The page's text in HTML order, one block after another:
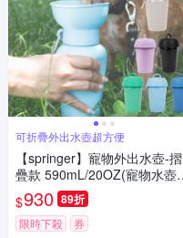
可折疊外出水壺超方便
【springer】寵物外出水壺-摺
疊款 590mL/20OZ(寵物水壺
外出水碗 喝水 寵物碗)
$930 89折
限時下殺 券